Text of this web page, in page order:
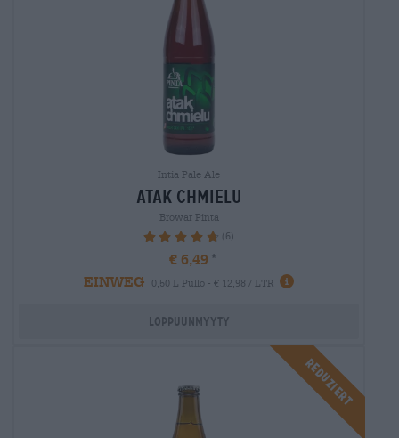
Intia Pale Ale
atak chmielu
Browar Pinta
96.67% (6)
€ 6,49
EINWEG
0,50 L Pullo - € 12,98 / LTR
Loppuunmyyty
Reduziert